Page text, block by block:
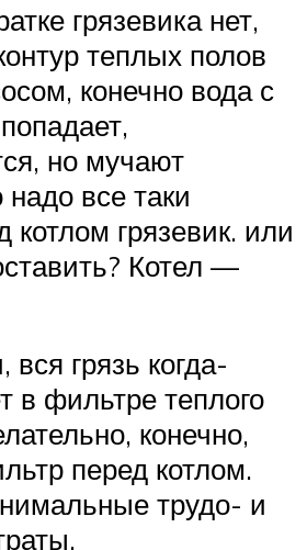
грязевика нет,
теплых полов
конечно вода с
но мучают
все таки
котлом грязевик. или
Котел —
вся грязь когда-
в фильтре теплого
конечно,
перед котлом.
трудо- и